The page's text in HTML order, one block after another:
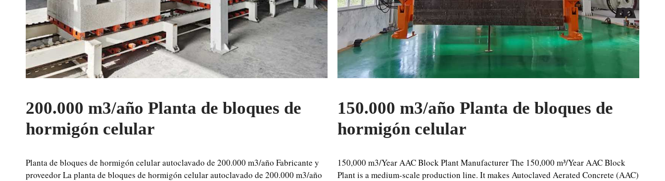
200.000 m3/año Planta de bloques de
hormigón celular
Planta de bloques de hormigón celular autoclavado de 200.000 m3/año Fabricante y
proveedor La planta de bloques de hormigón celular autoclavado de 200.000 m3/año
150.000 m3/año Planta de bloques de
hormigón celular
150,000 m3/Year AAC Block Plant Manufacturer The 150,000 m³/Year AAC Block
Plant is a medium-scale production line. It makes Autoclaved Aerated Concrete (AAC)